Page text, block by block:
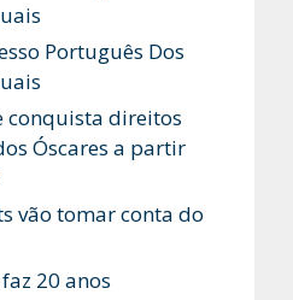
Português Dos
conquista direitos
Óscares a partir
vão tomar conta do
20 anos